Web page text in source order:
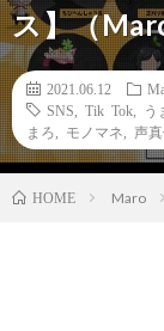
ス】（
2021.06.12
SNS
Tik Tok う
まろ
モノマネ 声
HOME Maro